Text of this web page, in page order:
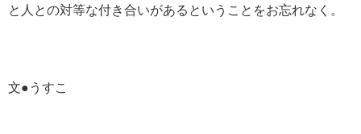
と人との対等な付き合いがあるということをお忘れなく。
文●うすこ